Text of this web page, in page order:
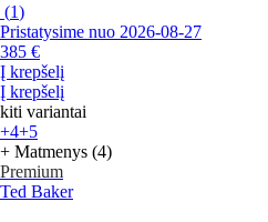
(1)
Pristatysime nuo 2026‑08‑27
385 €
Į krepšelį
Į krepšelį
kiti variantai
+4+5
+ Matmenys (4)
Premium
Ted Baker